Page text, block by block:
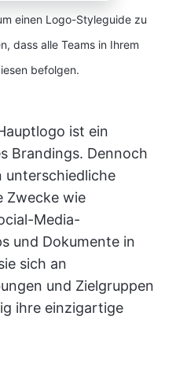
einen Logo-Styleguide zu
dass alle Teams in Ihrem
befolgen.
ist ein
Brandings. Dennoch
unterschiedliche
Zwecke wie
Media-
und Dokumente in
sich an
und Zielgruppen
ihre einzigartige